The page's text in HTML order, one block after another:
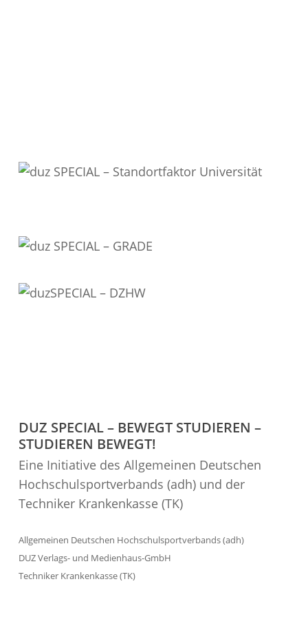
DUZ SPECIAL – BEWEGT STUDIEREN –
STUDIEREN BEWEGT!
Eine Initiative des Allgemeinen Deutschen
Hochschul­sport­verbands (adh) und der
Techniker Krankenkasse (TK)
Allgemeinen Deutschen Hochschul­sport­verbands (adh)
DUZ Verlags- und Medienhaus-GmbH
Techniker Krankenkasse (TK)